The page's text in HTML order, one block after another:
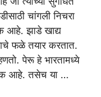
चांगली निचरा
आहे. झाडे खाद्य
फळे तयार करतात.
पेरू हे भारतामध्ये
आहे. तसेच या …